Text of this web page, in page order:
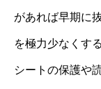
があれば早期に
を極力少なくす
シートの保護や